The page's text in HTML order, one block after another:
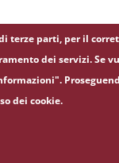
terze parti, per il
dei servizi. Se
dei cookie.